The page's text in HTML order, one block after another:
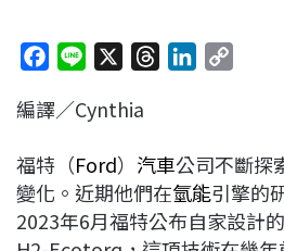
c
b
o
o
n
a
d
s
e
d
I
L
i
n
編譯／Cynthia
福特（Ford） 汽車公司不斷探
變化。近期他們在氫能引擎的
2023年6月福特公布自家設計